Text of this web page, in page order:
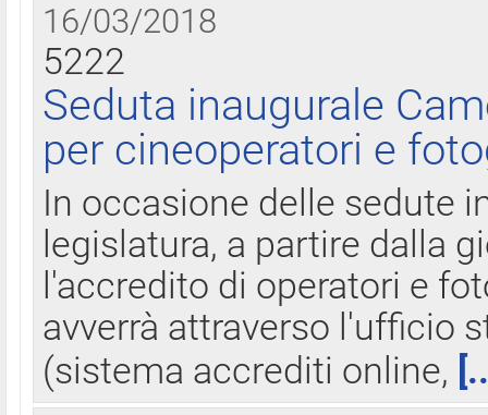
16/03/2018
5222
Seduta inaugurale
per cineoperatori e
In occasione delle sedute
legislatura, a partire dalla
l'accredito di operatori e
avverrà attraverso l'ufficio
(sistema accrediti online,